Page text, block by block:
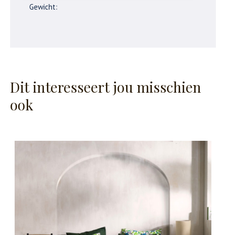
Gewicht:
Dit interesseert jou misschien
ook